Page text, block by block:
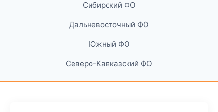
Сибирский ФО
Дальневосточный ФО
Южный ФО
Северо-Кавказский ФО